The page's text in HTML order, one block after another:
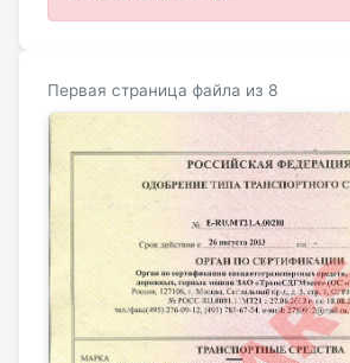
Первая страница файла из 8